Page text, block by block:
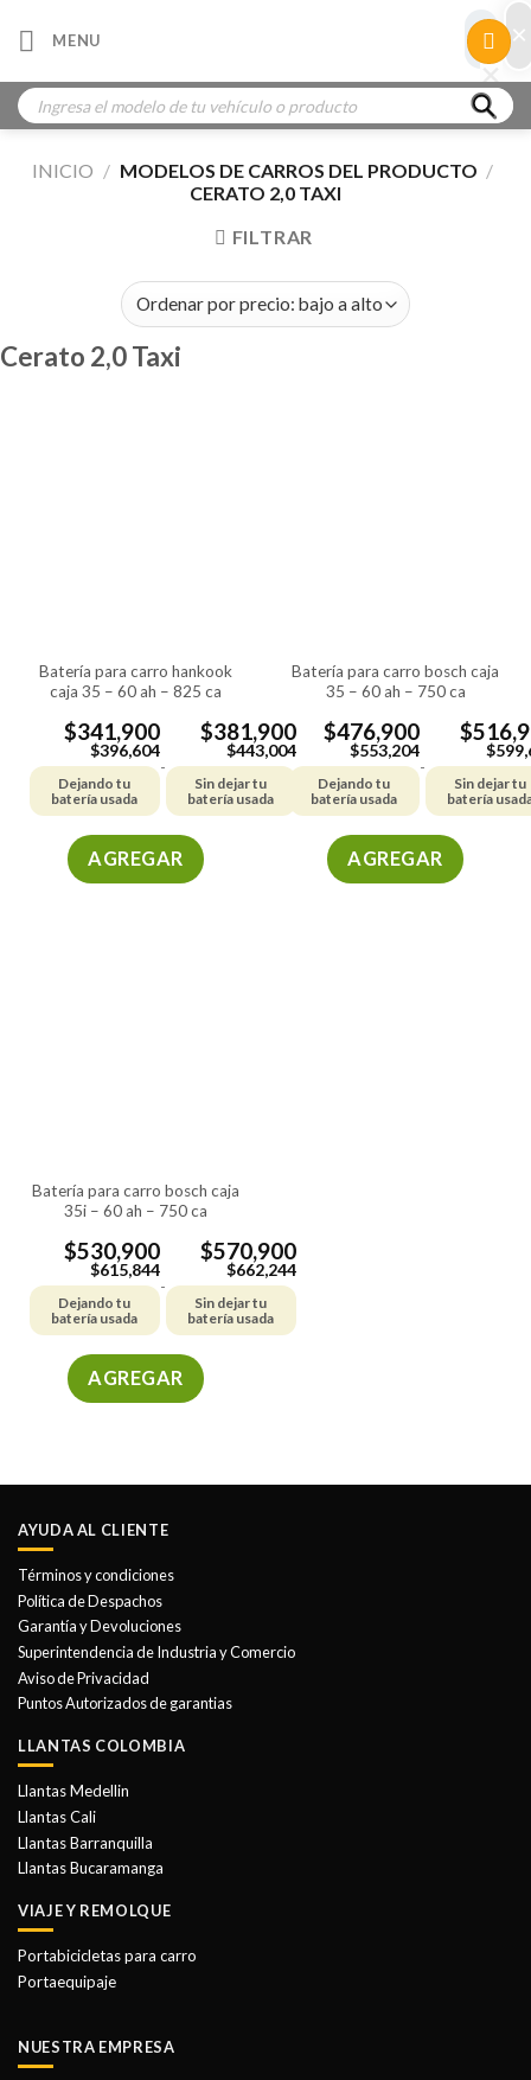
MENU
Búsqueda
de
productos
INICIO / MODELOS DE CARROS DEL PRODUCTO /
CERATO 2,0 TAXI
FILTRAR
Cerato 2,0 Taxi
batería para carro hankook
caja 35 – 60 ah – 825 ca
$341,900
$396,604
Dejando tu
batería usada
-
$381,900
$443,004
Sin dejar tu
batería usada
AGREGAR
página
de
producto
batería para carro bosch caja
35 – 60 ah – 750 ca
$476,900
$553,204
Dejando tu
batería usada
-
$
$
Sin dejar tu
batería
AGREGAR
batería para carro bosch caja
35i – 60 ah – 750 ca
$530,900
$615,844
Dejando tu
batería usada
-
$570,900
$662,244
Sin dejar tu
batería usada
AGREGAR
múltiples
Las
pueden
elegir
en
la
página
de
AYUDA AL CLIENTE
Términos y condiciones
Política de Despachos
Garantía y Devoluciones
Superintendencia de Industria y Comercio
Aviso de Privacidad
Puntos Autorizados de garantias
LLANTAS COLOMBIA
Llantas Medellin
Llantas Cali
Llantas Barranquilla
Llantas Bucaramanga
VIAJE Y REMOLQUE
Portabicicletas para carro
Portaequipaje
NUESTRA EMPRESA
×
×
×
×